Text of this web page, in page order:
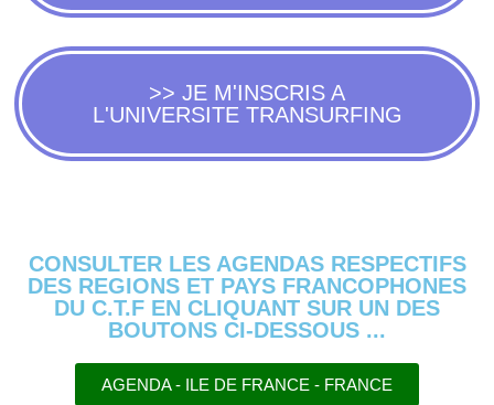
>> JE M'INSCRIS A
L'UNIVERSITE TRANSURFING
CONSULTER LES AGENDAS RESPECTIFS
DES REGIONS ET PAYS FRANCOPHONES
DU C.T.F EN CLIQUANT SUR UN DES
BOUTONS CI-DESSOUS ...
AGENDA - ILE DE FRANCE - FRANCE